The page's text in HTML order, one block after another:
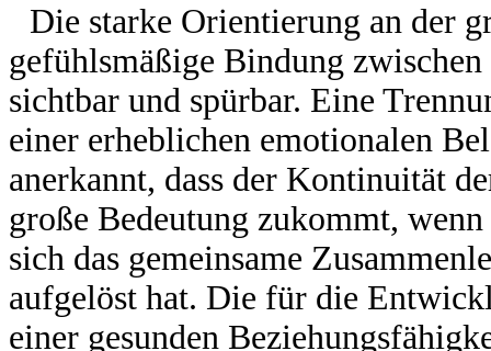
Die starke Orientierung an der
gefühlsmäßige Bindung
sichtbar und spürbar. Eine
einer erheblichen emotionalen
anerkannt, dass der Kontinuität
große Bedeutung zukommt,
sich das gemeinsame
aufgelöst hat. Die für die
einer gesunden